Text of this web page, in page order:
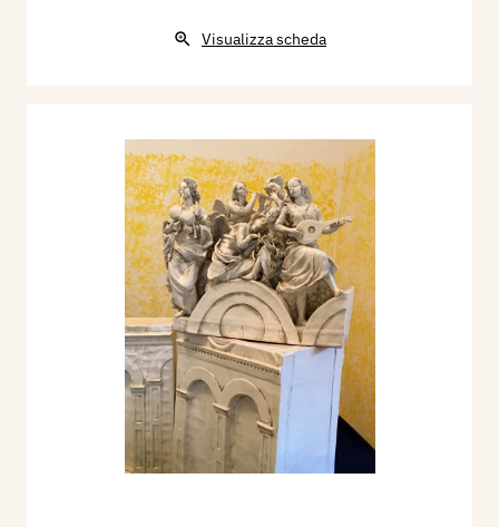
Visualizza scheda